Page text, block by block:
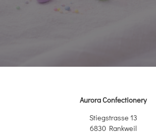
Aurora Confectionery
Stiegstrasse 13
6830 Rankweil